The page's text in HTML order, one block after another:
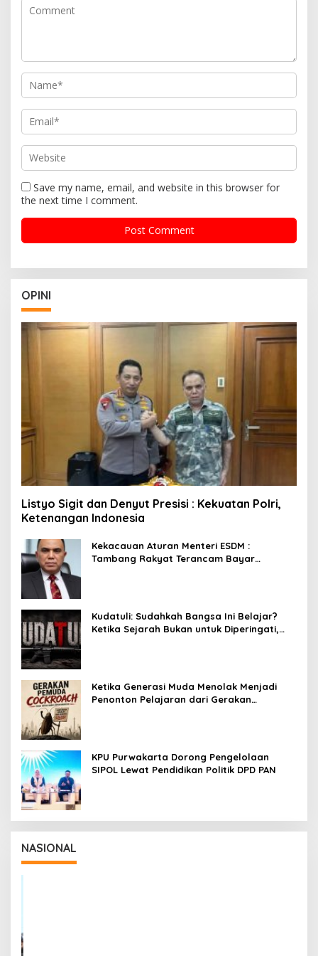
Save my name, email, and website in this browser for
the next time I comment.
OPINI
Listyo Sigit dan Denyut Presisi : Kekuatan Polri,
Ketenangan Indonesia
Kekacauan Aturan Menteri ESDM :
Tambang Rakyat Terancam Bayar
Kudatuli: Sudahkah Bangsa Ini Belajar?
Ketika Sejarah Bukan untuk Diperingati,
Ketika Generasi Muda Menolak Menjadi
Penonton Pelajaran dari Gerakan
KPU Purwakarta Dorong Pengelolaan
SIPOL Lewat Pendidikan Politik DPD PAN
NASIONAL